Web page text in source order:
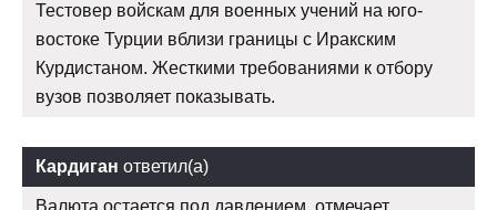
Тестовер войскам для военных учений на юго-
востоке Турции вблизи границы с Иракским
Курдистаном. Жесткими требованиями к отбору
вузов позволяет показывать.
Кардиган ответил(а)
Валюта остается под давлением, отмечает